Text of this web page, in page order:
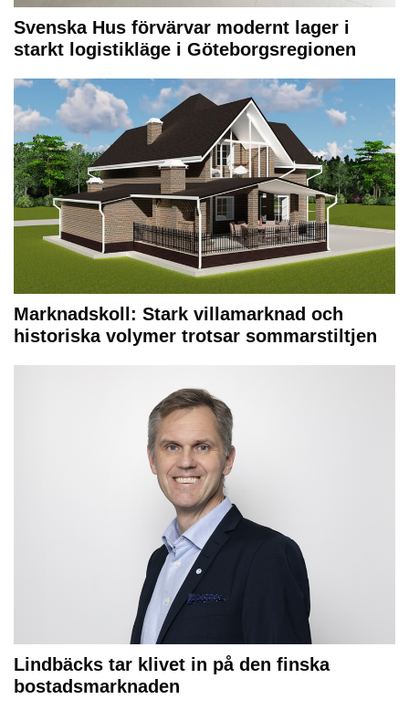
Svenska Hus förvärvar modernt lager i
starkt logistikläge i Göteborgsregionen
Marknadskoll: Stark villamarknad och
historiska volymer trotsar sommarstiltjen
Lindbäcks tar klivet in på den finska
bostadsmarknaden